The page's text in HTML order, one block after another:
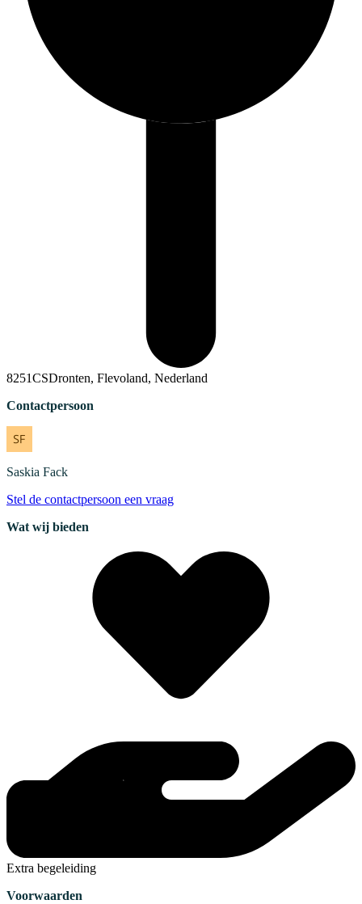
8251CSDronten, Flevoland, Nederland
Contactpersoon
Saskia Fack
Stel de contactpersoon een vraag
Wat wij bieden
Extra begeleiding
Voorwaarden